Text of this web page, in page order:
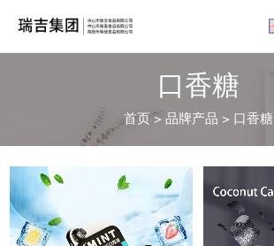
口香糖
首页 >品牌产品 > 口香糖